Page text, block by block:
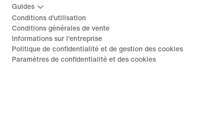
Guides
Conditions d'utilisation
Conditions générales de vente
Informations sur l'entreprise
Politique de confidentialité et de gestion des cookies
Paramètres de confidentialité et des cookies